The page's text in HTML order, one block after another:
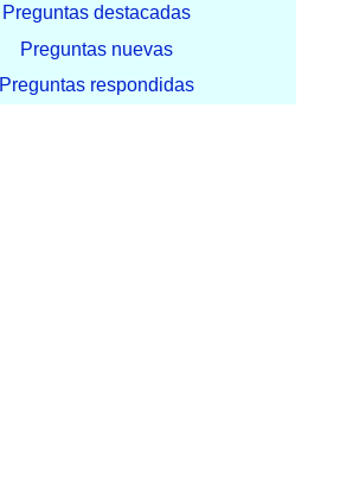
Preguntas destacadas
Preguntas nuevas
Preguntas respondidas